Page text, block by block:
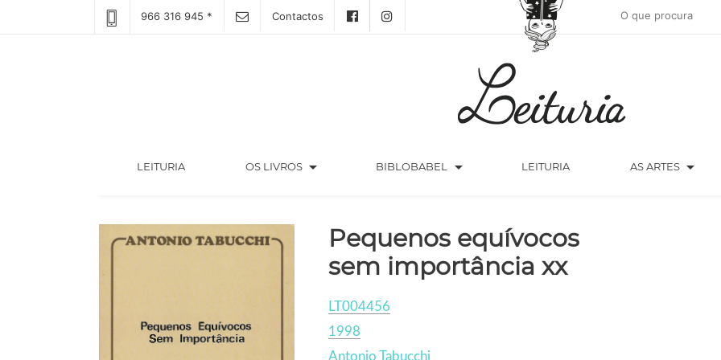
966 316 945 * Contactos
LEITURIA(CURRENT) OS LIVROS arrow_drop_down BIBLOBABEL arrow_drop_down LEITURIA AS ARTES arrow_drop_down
Pequenos equívocos
sem importância xx
LT004456
1998
Antonio Tabucchi